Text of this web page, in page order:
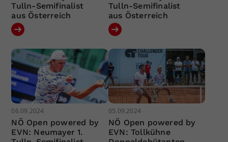
Tulln-Semifinalist
aus Österreich
Tulln-Semifinalist
aus Österreich
06.09.2024
NÖ Open powered by
EVN: Neumayer 1.
05.09.2024
NÖ Open powered by
EVN: Tollkühne